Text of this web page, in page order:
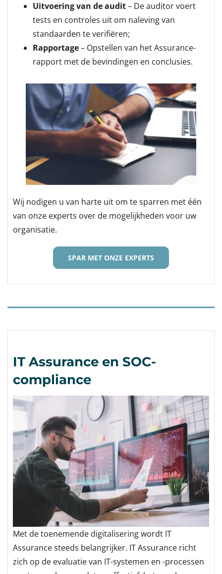
Uitvoering van de audit– De auditor voert
tests en controles uit om naleving van
standaarden te verifiëren;
Rapportage– Opstellen van het Assurance-
rapport met de bevindingen en conclusies.
Wij nodigen u van harte uit om te sparren met één
van onze experts over de mogelijkheden voor uw
organisatie.
SPAR MET ONZE EXPERTS
IT Assurance en SOC-
compliance
Met de toenemende digitalisering wordt IT
Assurance steeds belangrijker. IT Assurance richt
zich op de evaluatie van IT-systemen en -processen